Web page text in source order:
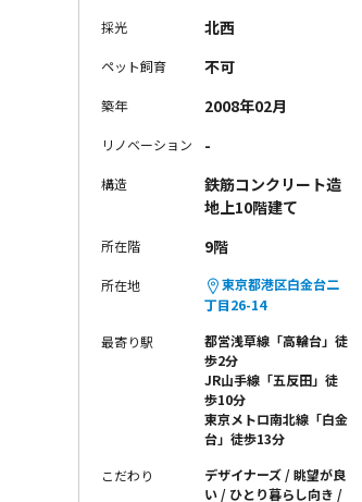
採光 北西
ペット飼育 不可
築年 2008年02月
リノベーション -
構造
鉄筋コンクリート造
地上10階建て
所在階 9階
所在地
東京都港区白金台二
丁目26-14
最寄り駅
都営浅草線「高輪台」徒
歩2分
JR山手線「五反田」徒
歩10分
東京メトロ南北線「白金
台」徒歩13分
こだわり デザイナーズ
眺望が良
い
ひとり暮らし向き